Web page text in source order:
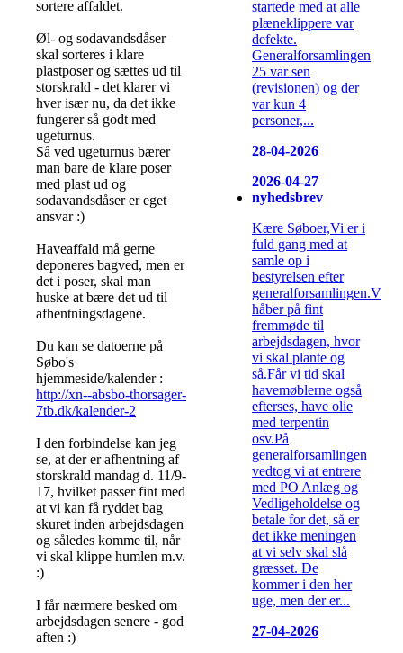
sortere affaldet.
Øl- og sodavandsdåser
skal sorteres i klare
plastposer og sættes ud til
storskrald - det klarer vi
hver især nu, da det ikke
fungerer så godt med
ugeturnus.
Så ved ugeturnus bærer
man bare de klare poser
med plast ud og
sodavandsdåser er eget
ansvar :)
Haveaffald må gerne
deponeres bagved, men er
det i poser, skal man
huske at bære det ud til
afhentningsdagene.
Du kan se datoerne på
Søbo's
hjemmeside/kalender :
http://xn--absbo-thorsager-
7tb.dk/kalender-2
I den forbindelse kan jeg
se, at der er afhentning af
storskrald mandag d. 11/9-
17, hvilket passer fint med
at vi kan få ryddet bag
skuret inden arbejdsdagen
og således komme til, når
vi skal klippe humlen m.v.
:)
I får nærmere besked om
arbejdsdagen senere - god
aften :)
startede med at alle
plæneklippere var
defekte.
Generalforsamlingen
25 var sen
(revisionen) og der
var kun 4
personer,...
28-04-2026
2026-04-27
nyhedsbrev
Kære Søboer,Vi er i
fuld gang med at
samle op i
bestyrelsen efter
generalforsamlingen.Vi
håber på fint
fremmøde til
arbejdsdagen, hvor
vi skal plante og
så.Får vi tid skal
havemøblerne også
efterses, have olie
med terpentin
osv.På
generalforsamlingen
vedtog vi at entrere
med PO Anlæg og
Vedligeholdelse og
betale for det, så er
det ikke meningen
at vi selv skal slå
græsset. De
kommer i den her
uge, men der er...
27-04-2026